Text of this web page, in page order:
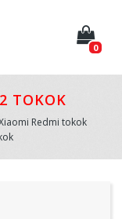
0
TOKOK
Redmi tokok